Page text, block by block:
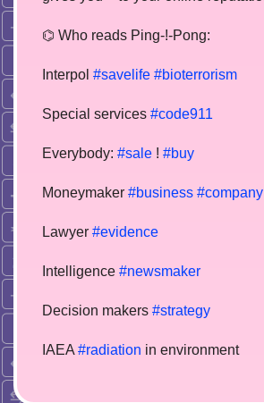
⌬ Who reads Ping-!-Pong:
Interpol #savelife #bioterrorism
Special services #code911
Everybody: #sale ! #buy
Moneymaker #business #company
Lawyer #evidence
Intelligence #newsmaker
Decision makers #strategy
IAEA #radiation in environment